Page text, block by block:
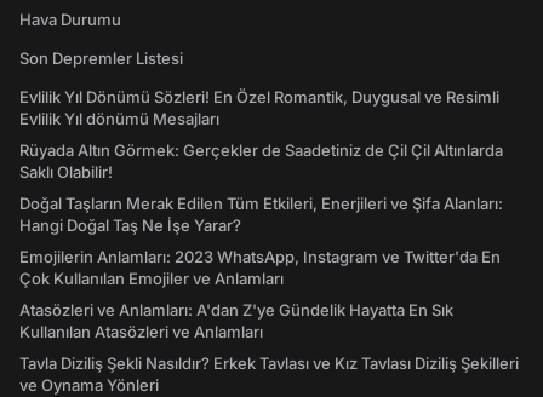
Hava Durumu
Son Depremler Listesi
Evlilik Yıl Dönümü Sözleri! En Özel Romantik, Duygusal ve Resimli
Evlilik Yıl dönümü Mesajları
Rüyada Altın Görmek: Gerçekler de Saadetiniz de Çil Çil Altınlarda
Saklı Olabilir!
Doğal Taşların Merak Edilen Tüm Etkileri, Enerjileri ve Şifa Alanları:
Hangi Doğal Taş Ne İşe Yarar?
Emojilerin Anlamları: 2023 WhatsApp, Instagram ve Twitter'da En
Çok Kullanılan Emojiler ve Anlamları
Atasözleri ve Anlamları: A'dan Z'ye Gündelik Hayatta En Sık
Kullanılan Atasözleri ve Anlamları
Tavla Diziliş Şekli Nasıldır? Erkek Tavlası ve Kız Tavlası Diziliş Şekilleri
ve Oynama Yönleri